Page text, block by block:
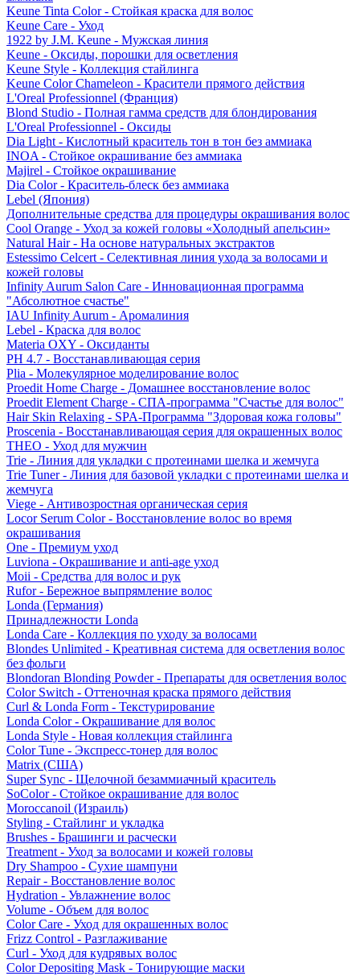
Keune Tinta Color - Стойкая краска для волос
Keune Care - Уход
1922 by J.M. Keune - Мужская линия
Keune - Оксиды, порошки для осветления
Keune Style - Коллекция стайлинга
Keune Color Chameleon - Красители прямого действия
L'Oreal Professionnel (Франция)
Blond Studio - Полная гамма средств для блондирования
L'Oreal Professionnel - Оксиды
Dia Light - Кислотный краситель тон в тон без аммиака
INOA - Стойкое окрашивание без аммиака
Majirel - Стойкое окрашивание
Dia Color - Краситель-блеск без аммиака
Lebel (Япония)
Дополнительные средства для процедуры окрашивания волос
Cool Orange - Уход за кожей головы «Холодный апельсин»
Natural Hair - На основе натуральных экстрактов
Estessimo Celcert - Селективная линия ухода за волосами и
кожей головы
Infinity Aurum Salon Care - Инновационная программа
"Абсолютное счастье"
IAU Infinity Aurum - Аромалиния
Lebel - Краска для волос
Materia OXY - Оксиданты
PH 4.7 - Восстанавливающая серия
Plia - Молекулярное моделирование волос
Proedit Home Charge - Домашнее восстановление волос
Proedit Element Charge - СПА-программа "Счастье для волос"
Hair Skin Relaxing - SPA-Программа "Здоровая кожа головы"
Proscenia - Восстанавливающая серия для окрашенных волос
THEO - Уход для мужчин
Trie - Линия для укладки с протеинами шелка и жемчуга
Trie Tuner - Линия для базовой укладки с протеинами шелка и
жемчуга
Viege - Антивозростная органическая серия
Locor Serum Color - Восстановление волос во время
окрашивания
One - Премиум уход
Luviona - Окрашивание и anti-age уход
Moii - Средства для волос и рук
Rufor - Бережное выпрямление волос
Londa (Германия)
Принадлежности Londa
Londa Care - Коллекция по уходу за волосами
Blondes Unlimited - Креативная система для осветления волос
без фольги
Blondoran Blonding Powder - Препараты для осветления волос
Color Switch - Оттеночная краска прямого действия
Curl & Londa Form - Текстурирование
Londa Color - Окрашивание для волос
Londa Style - Новая коллекция стайлинга
Color Tune - Экспресс-тонер для волос
Matrix (США)
Super Sync - Щелочной безаммиачный краситель
SoColor - Стойкое окрашивание для волос
Moroccanoil (Израиль)
Styling - Стайлинг и укладка
Brushes - Брашинги и расчески
Treatment - Уход за волосами и кожей головы
Dry Shampoo - Сухие шампуни
Repair - Восстановление волос
Hydration - Увлажнение волос
Volume - Объем для волос
Color Care - Уход для окрашенных волос
Frizz Control - Разглаживание
Curl - Уход для кудрявых волос
Color Depositing Mask - Тонирующие маски